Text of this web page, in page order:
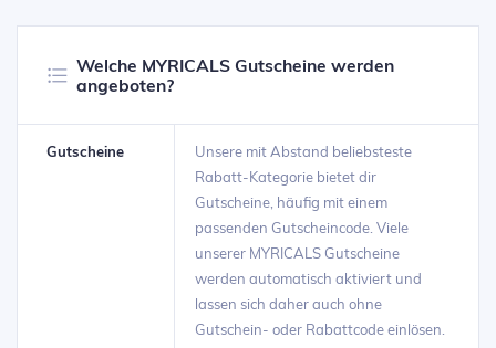
Welche MYRICALS Gutscheine werden
angeboten?
Gutscheine
Unsere mit Abstand beliebsteste
Rabatt-Kategorie bietet dir
Gutscheine, häufig mit einem
passenden Gutscheincode. Viele
unserer MYRICALS Gutscheine
werden automatisch aktiviert und
lassen sich daher auch ohne
Gutschein- oder Rabattcode einlösen.